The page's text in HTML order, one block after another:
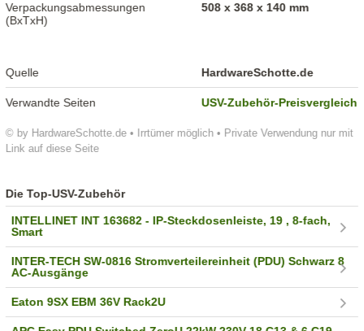
© by HardwareSchotte.de • Irrtümer möglich • Private Verwendung nur mit
Link auf diese Seite
Verpackungsabmessungen
(BxTxH)
508 x 368 x 140 mm
Quelle HardwareSchotte.de
Verwandte Seiten USV-Zubehör-Preisvergleich
Die Top-USV-Zubehör
INTELLINET INT 163682 - IP-Steckdosenleiste, 19 , 8-fach,
Smart
INTER-TECH SW-0816 Stromverteilereinheit (PDU) Schwarz 8
AC-Ausgänge
Eaton 9SX EBM 36V Rack2U